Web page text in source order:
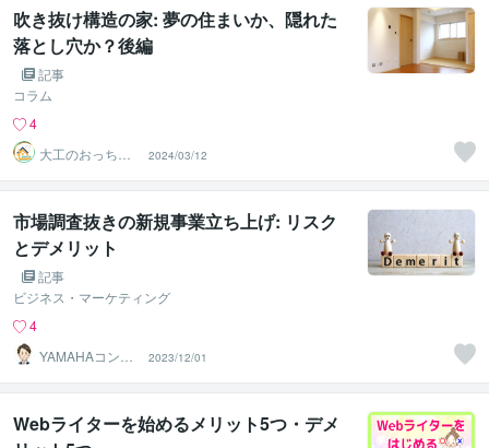
吹き抜け構造の家: 夢の住まいか、隠れた
落とし穴か？後編
記事
コラム
4
大工のおっちゃ
ん工房一級建築
士
2024/03/12
市場調査抜きの新規事業立ち上げ: リスク
とデメリット
記事
ビジネス・マーケティング
4
YAMAHAコンサ
ルティング
2023/12/01
Webライターを始めるメリット5つ・デメ